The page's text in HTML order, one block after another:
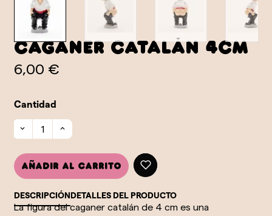
Caganer catalán 4cm
6,00 €
Cantidad
Añadir al carrito
DESCRIPCIÓNDETALLES DEL PRODUCTO
La figura del caganer catalán de 4 cm es una